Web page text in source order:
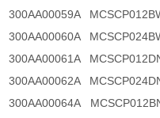
300AA00059A
300AA00060A
300AA00061A
300AA00062A
300AA00064A